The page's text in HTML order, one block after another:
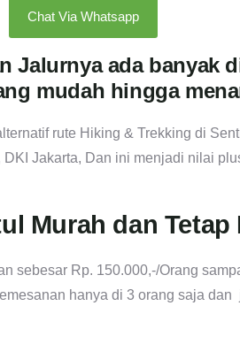
Chat Via Whatsapp
Jalurnya ada banyak
mudah hingga
rute Hiking & Trekking di
Jakarta, Dan ini menjadi nilai
Murah dan
sebesar Rp. 150.000,-/Orang
hanya di 3 orang saja